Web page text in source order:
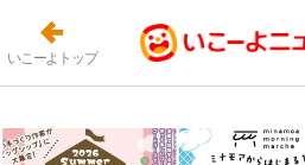
いこーよトップ